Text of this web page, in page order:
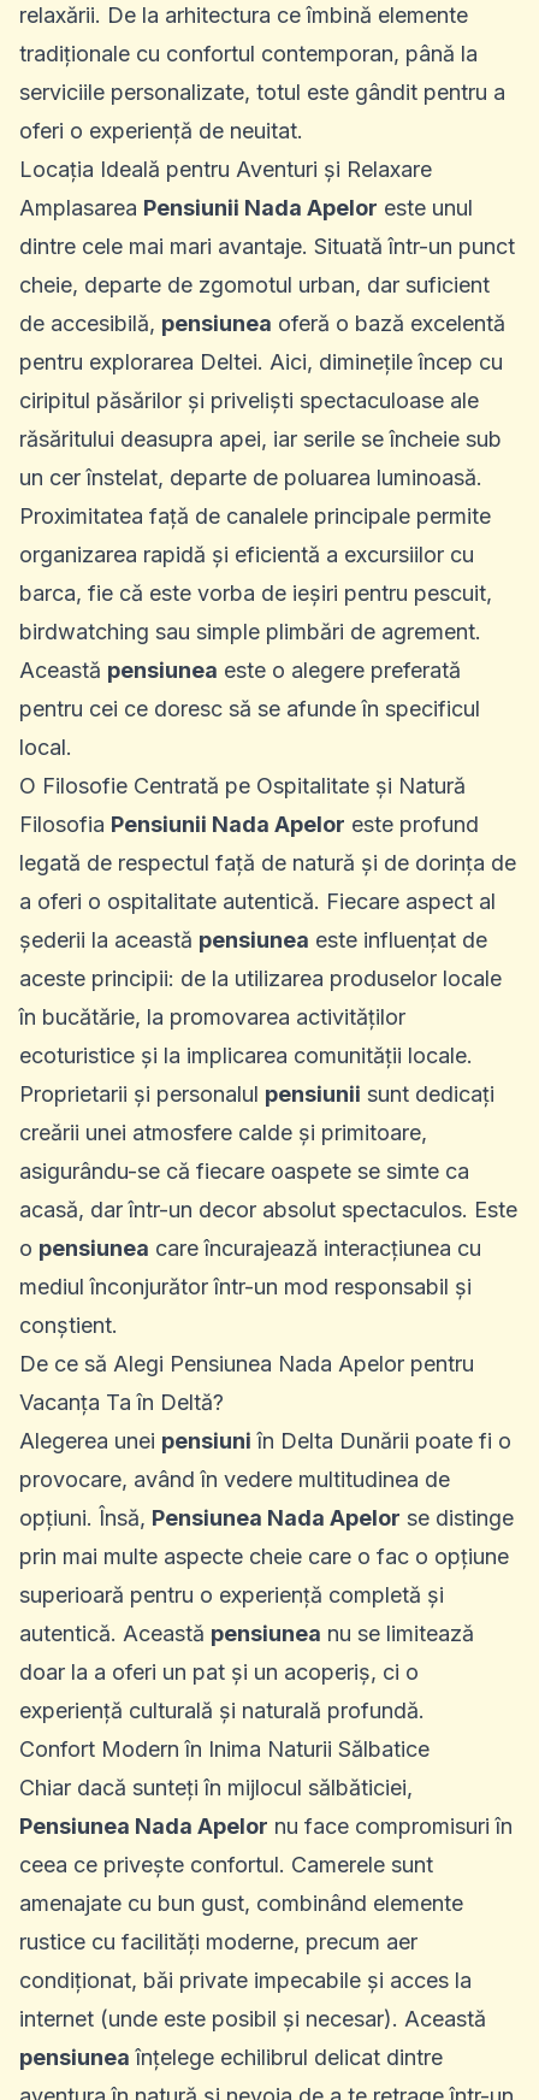
relaxării. De la arhitectura ce îmbină elemente
tradiționale cu confortul contemporan, până la
serviciile personalizate, totul este gândit pentru a
oferi o experiență de neuitat.
Locația Ideală pentru Aventuri și Relaxare
Amplasarea Pensiunii Nada Apelor este unul
dintre cele mai mari avantaje. Situată într-un punct
cheie, departe de zgomotul urban, dar suficient
de accesibilă, pensiunea oferă o bază excelentă
pentru explorarea Deltei. Aici, diminețile încep cu
ciripitul păsărilor și priveliști spectaculoase ale
răsăritului deasupra apei, iar serile se încheie sub
un cer înstelat, departe de poluarea luminoasă.
Proximitatea față de canalele principale permite
organizarea rapidă și eficientă a excursiilor cu
barca, fie că este vorba de ieșiri pentru pescuit,
birdwatching sau simple plimbări de agrement.
Această pensiunea este o alegere preferată
pentru cei ce doresc să se afunde în specificul
local.
O Filosofie Centrată pe Ospitalitate și Natură
Filosofia Pensiunii Nada Apelor este profund
legată de respectul față de natură și de dorința de
a oferi o ospitalitate autentică. Fiecare aspect al
șederii la această pensiunea este influențat de
aceste principii: de la utilizarea produselor locale
în bucătărie, la promovarea activităților
ecoturistice și la implicarea comunității locale.
Proprietarii și personalul pensiunii sunt dedicați
creării unei atmosfere calde și primitoare,
asigurându-se că fiecare oaspete se simte ca
acasă, dar într-un decor absolut spectaculos. Este
o pensiunea care încurajează interacțiunea cu
mediul înconjurător într-un mod responsabil și
conștient.
De ce să Alegi Pensiunea Nada Apelor pentru
Vacanța Ta în Deltă?
Alegerea unei pensiuni în Delta Dunării poate fi o
provocare, având în vedere multitudinea de
opțiuni. Însă, Pensiunea Nada Apelor se distinge
prin mai multe aspecte cheie care o fac o opțiune
superioară pentru o experiență completă și
autentică. Această pensiunea nu se limitează
doar la a oferi un pat și un acoperiș, ci o
experiență culturală și naturală profundă.
Confort Modern în Inima Naturii Sălbatice
Chiar dacă sunteți în mijlocul sălbăticiei,
Pensiunea Nada Apelor nu face compromisuri în
ceea ce privește confortul. Camerele sunt
amenajate cu bun gust, combinând elemente
rustice cu facilități moderne, precum aer
condiționat, băi private impecabile și acces la
internet (unde este posibil și necesar). Această
pensiunea înțelege echilibrul delicat dintre